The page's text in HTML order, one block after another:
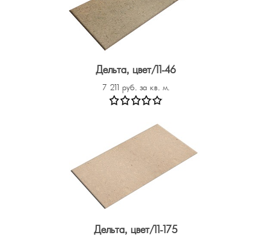
Дельта, цвет/11-46
7 211 руб. за кв. м.
Дельта, цвет/11-175